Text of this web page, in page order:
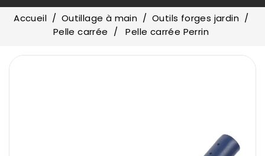
Accueil Outillage à main
Outils forges jardin
Pelle carrée
Pelle carrée Perrin